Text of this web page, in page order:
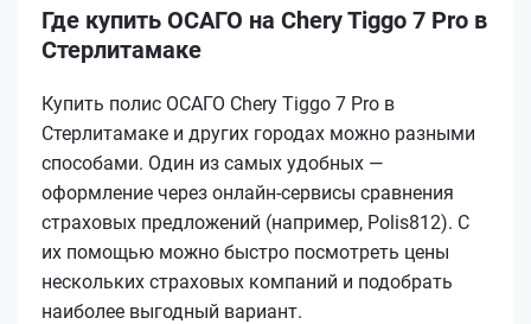
Где купить ОСАГО на Chery Tiggo 7 Pro в
Стерлитамаке
Купить полис ОСАГО Chery Tiggo 7 Pro в
Стерлитамаке и других городах можно разными
способами. Один из самых удобных —
оформление через онлайн-сервисы сравнения
страховых предложений (например, Polis812). С
их помощью можно быстро посмотреть цены
нескольких страховых компаний и подобрать
наиболее выгодный вариант.